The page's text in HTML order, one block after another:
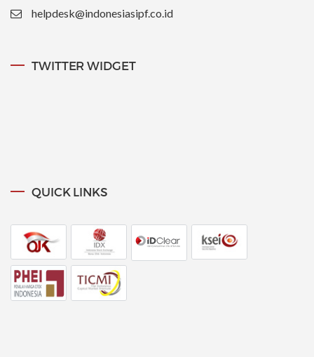
helpdesk@indonesiasipf.co.id
TWITTER WIDGET
QUICK LINKS